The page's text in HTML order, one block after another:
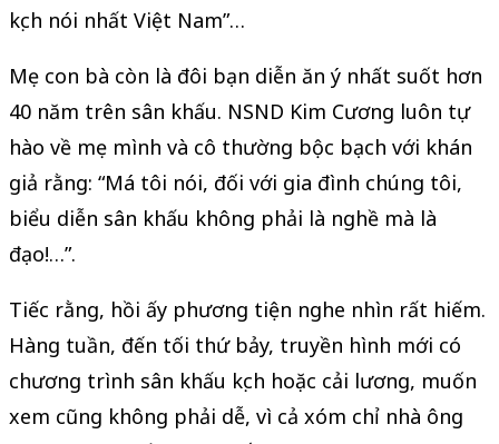
kịch nói nhất Việt Nam”…
Mẹ con bà còn là đôi bạn diễn ăn ý nhất suốt hơn
40 năm trên sân khấu. NSND Kim Cương luôn tự
hào về mẹ mình và cô thường bộc bạch với khán
giả rằng: “Má tôi nói, đối với gia đình chúng tôi,
biểu diễn sân khấu không phải là nghề mà là
đạo!…”.
Tiếc rằng, hồi ấy phương tiện nghe nhìn rất hiếm.
Hàng tuần, đến tối thứ bảy, truyền hình mới có
chương trình sân khấu kịch hoặc cải lương, muốn
xem cũng không phải dễ, vì cả xóm chỉ nhà ông